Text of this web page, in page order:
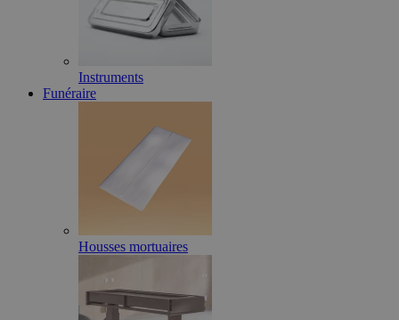
Instruments
Funéraire
Housses mortuaires